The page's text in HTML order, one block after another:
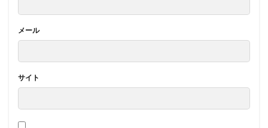
メール
サイト